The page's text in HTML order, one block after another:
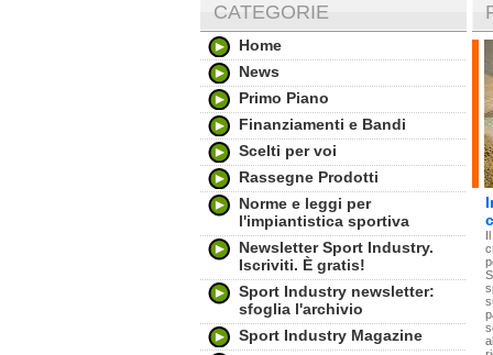
CATEGORIE
Home
News
Primo Piano
Finanziamenti e Bandi
Scelti per voi
Rassegne Prodotti
Norme e leggi per
l'impiantistica sportiva
Newsletter Sport Industry.
Iscriviti. È gratis!
Sport Industry newsletter:
sfoglia l'archivio
Sport Industry Magazine